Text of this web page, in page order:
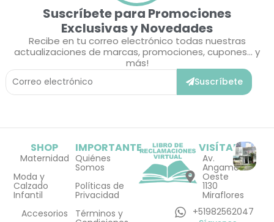
Suscríbete para Promociones
Exclusivas y Novedades
Recibe en tu correo electrónico todas nuestras
actualizaciones de marcas, promociones, cupones... y
más!
Correo
Electrónico
Suscríbete
SHOP
Maternidad
Moda y
Calzado
Infantil
Accesorios
IMPORTANTE
Quiénes
Somos
Políticas de
Privacidad
Términos y
VISÍTANOS
Av.
Angamos
Oeste
1130
Miraflores
+51982562047